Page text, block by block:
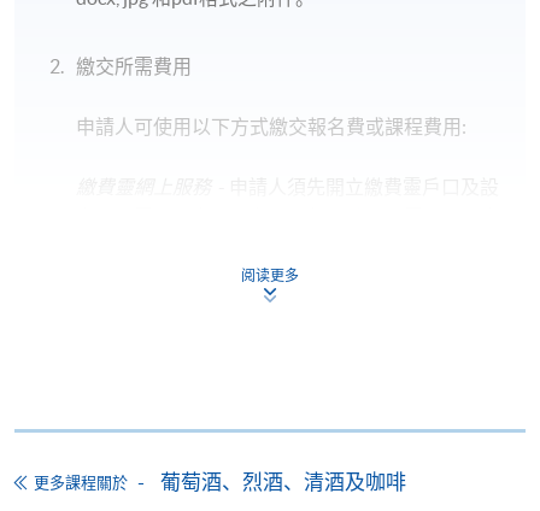
*圖片只供參考
教學語言
2385-1686NW
繳交所需費用
申請人可使用以下方式繳交報名費或課程費用:
- 申請人可以 VISA 或
*香港大學專業進修學院Mastercard卡持有人如欲享用十個
學中心作付款安排。
阅读更多
更多課程關於 葡萄酒、烈酒、清酒及咖啡